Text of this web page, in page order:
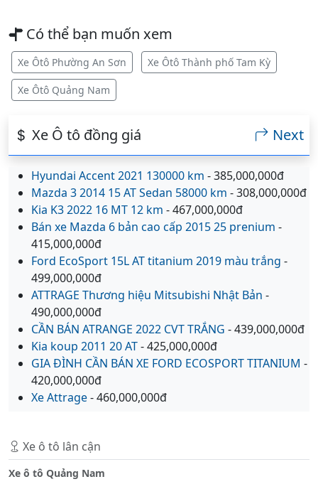
Có thể bạn muốn xem
Xe Ôtô Phường An Sơn Xe Ôtô Thành phố Tam Kỳ
Xe Ôtô Quảng Nam
Xe Ô tô đồng giá Next
Hyundai Accent 2021 130000 km - 385,000,000đ
Mazda 3 2014 15 AT Sedan 58000 km - 308,000,000đ
Kia K3 2022 16 MT 12 km - 467,000,000đ
Bán xe Mazda 6 bản cao cấp 2015 25 prenium -
415,000,000đ
Ford EcoSport 15L AT titanium 2019 màu trắng -
499,000,000đ
ATTRAGE Thương hiệu Mitsubishi Nhật Bản -
490,000,000đ
CẦN BÁN ATRANGE 2022 CVT TRẮNG - 439,000,000đ
Kia koup 2011 20 AT- 425,000,000đ
GIA ĐÌNH CẦN BÁN XE FORD ECOSPORT TITANIUM -
420,000,000đ
Xe Attrage- 460,000,000đ
Xe ô tô lân cận
Xe ô tô Quảng Nam